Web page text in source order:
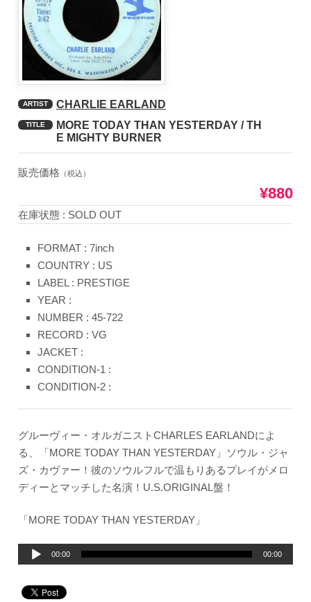
ARTIST CHARLIE EARLAND
TITLE
MORE TODAY THAN YESTERDAY / TH
E MIGHTY BURNER
販売価格 （税込）
¥880
在庫状態 : SOLD OUT
FORMAT : 7inch
COUNTRY : US
LABEL : PRESTIGE
YEAR :
NUMBER : 45-722
RECORD : VG
JACKET :
CONDITION-1 :
CONDITION-2 :
グルーヴィー・オルガニストCHARLES EARLANDによ
る、「MORE TODAY THAN YESTERDAY」ソウル・ジャ
ズ・カヴァー！彼のソウルフルで温もりあるプレイがメロ
ディーとマッチした名演！U.S.ORIGINAL盤！
「MORE TODAY THAN YESTERDAY」
プ
00:00 00:00